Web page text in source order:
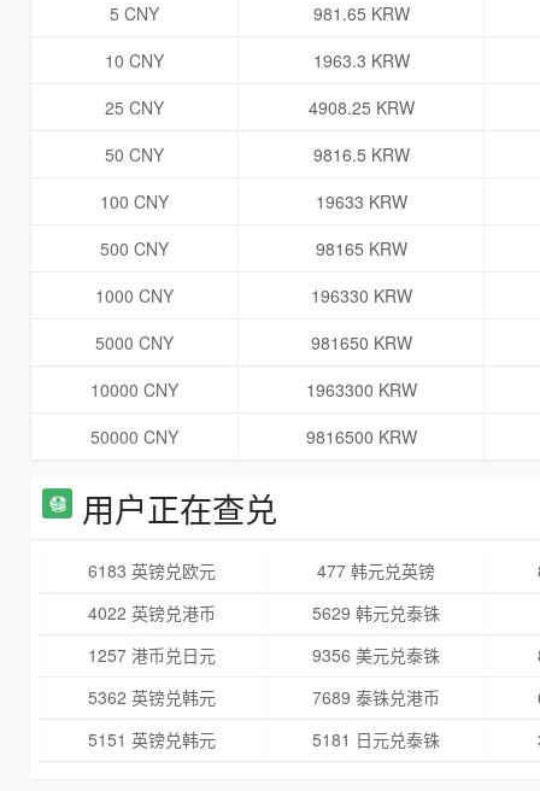
5 CNY
981.65 KRW
10 CNY
1963.3 KRW
25 CNY
4908.25 KRW
50 CNY
9816.5 KRW
100 CNY
19633 KRW
500 CNY
98165 KRW
1000 CNY
196330 KRW
5000 CNY
981650 KRW
10000 CNY
1963300 KRW
50000 CNY
9816500 KRW
用户正在查兑
6183 英镑兑欧元 477 韩元兑英镑
4022 英镑兑港币
5629 韩元兑泰铢
1257 港币兑日元
9356 美元兑泰铢
5362 英镑兑韩元
7689 泰铢兑港币
5151 英镑兑韩元
5181 日元兑泰铢